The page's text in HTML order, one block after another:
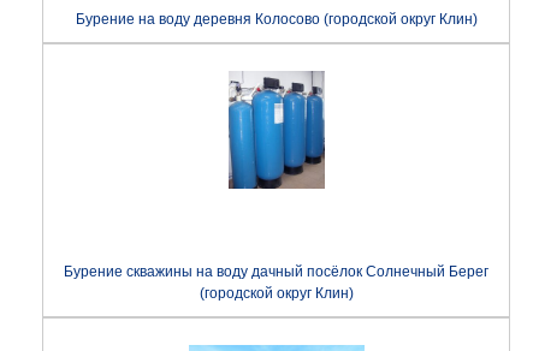
Бурение на воду деревня Колосово (городской округ Клин)
Бурение скважины на воду дачный посёлок Солнечный Берег
(городской округ Клин)